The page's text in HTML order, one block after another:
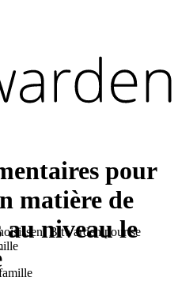
Bitwarden pour se
pour
matière de
au niveau le